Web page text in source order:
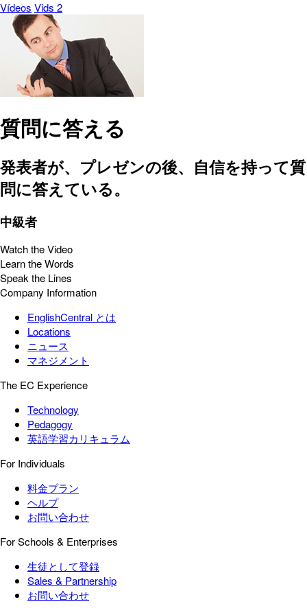
Vídeos Vids 2
質問に答える
発表者が、プレゼンの後、自信を持って質
問に答えている。
中級者
Watch the Video
Learn the Words
Speak the Lines
Company Information
EnglishCentral とは
Locations
ニュース
マネジメント
The EC Experience
Technology
Pedagogy
英語学習カリキュラム
For Individuals
料金プラン
ヘルプ
お問い合わせ
For Schools & Enterprises
生徒として登録
Sales & Partnership
お問い合わせ